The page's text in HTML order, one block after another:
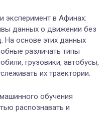
эксперимент в Афинах:
данных о движении без
На основе этих данных
различать типы
грузовики, автобусы,
их траектории.
обучения
распознавать и